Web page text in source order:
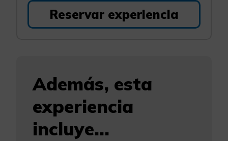
Reservar experiencia
Además, esta
experiencia
incluye...